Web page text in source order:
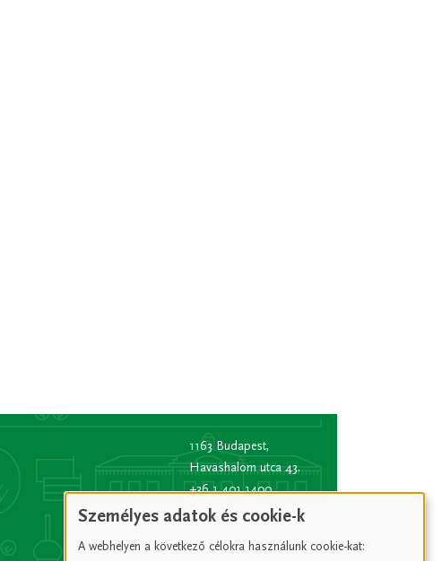
1163 Budapest,
Havashalom utca 43.
+36 1 401 1400
info[kukac]bp16.hu
Hivatali kapu rövid
Személyes adatok és cookie-k
A webhelyen a következő célokra használunk cookie-kat: